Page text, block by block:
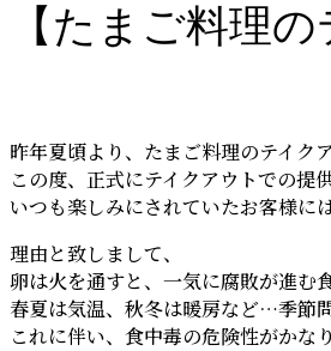
【たまご料理
昨年夏頃より、たまご料理のテイク
この度、正式にテイクアウトでの提
いつも楽しみにされていたお客様に
理由と致しまして、
卵は火を通すと、一気に腐敗が進む
春夏は気温、秋冬は暖房など…季節
これに伴い、食中毒の危険性がかな